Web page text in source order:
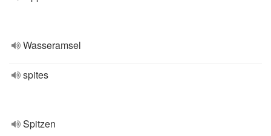
Wasseramsel
spites
Spitzen